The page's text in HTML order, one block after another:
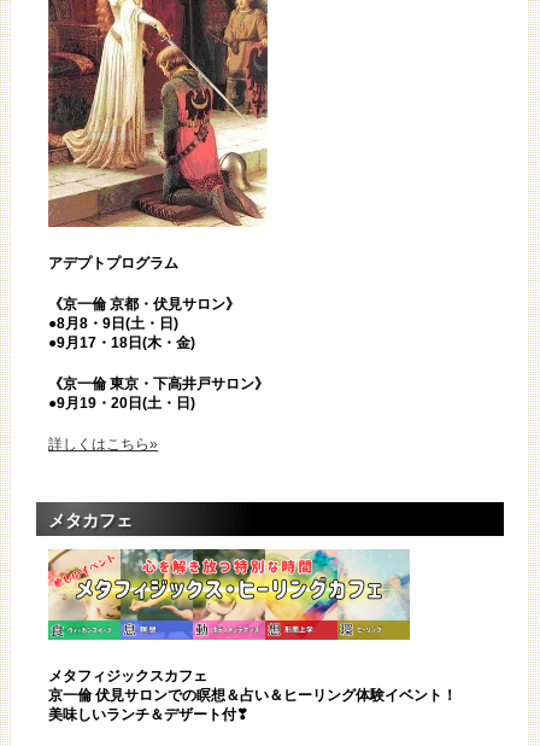
アデプトプログラム
《京一倫 京都・伏見サロン》
●8月8・9日(土・日)
●9月17・18日(木・金)
《京一倫 東京・下高井戸サロン》
●9月19・20日(土・日)
詳しくはこちら»
メタカフェ
メタフィジックスカフェ
京一倫 伏見サロンでの瞑想＆占い＆ヒーリング体験イベント！
美味しいランチ＆デザート付❣